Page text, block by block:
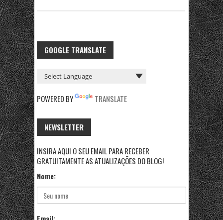
GOOGLE TRANSLATE
POWERED BY TRANSLATE
NEWSLETTER
INSIRA AQUI O SEU EMAIL PARA RECEBER
GRATUITAMENTE AS ATUALIZAÇÕES DO BLOG!
Nome: